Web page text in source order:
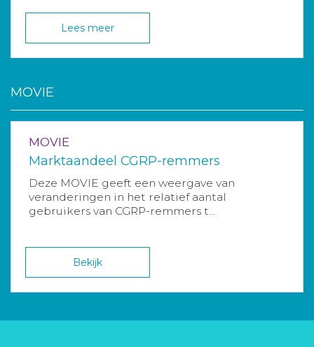
Lees meer
MOVIE
MOVIE
Marktaandeel CGRP-remmers
Deze MOVIE geeft een weergave van
veranderingen in het relatief aantal
gebruikers van CGRP-remmers t...
Bekijk